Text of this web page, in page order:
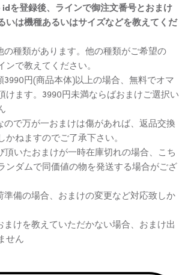
を登録後、ラインで御注文番号とおまけ
いは機種あるいはサイズなどを教えてくだ
の種類があります。他の種類がご希望の
ンで教えてください。
3990円(商品本体)以上の場合、無料でオマ
けます。3990円未満ならばおまけご選択い
ので万が一おまけは傷があれば、返品交換
かねますのでご了承下さい。
頂いたおまけが一時在庫切れの場合、こち
ンダムで同価値の物を発送する場合がござ
準備の場合、おまけの変更など対応致しか
まけを教えていただかない場合、おまけ出
せん